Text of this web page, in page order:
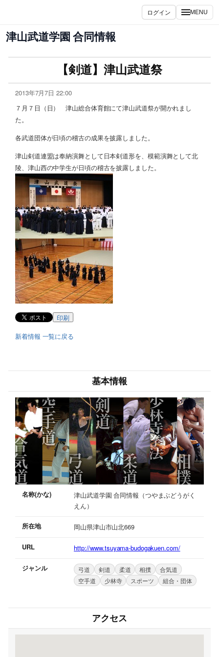
ログイン MENU
津山武道学園 合同情報
【剣道】津山武道祭
2013年7月7日 22:00
７月７日（日） 津山総合体育館にて津山武道祭が開かれまし
た。
各武道団体が日頃の稽古の成果を披露しました。
津山剣道連盟は奉納演舞として日本剣道形を、模範演舞として北
陵、津山西の中学生が日頃の稽古を披露しました。
印刷
新着情報 一覧に戻る
基本情報
名称(かな)
津山武道学園 合同情報（つやまぶどうがく
えん）
所在地 岡山県津山市山北669
URL http://www.tsuyama-budogakuen.com/
ジャンル 弓道 剣道 柔道 相撲
合気道
空手道
少林寺 スポーツ 組合・団体
アクセス